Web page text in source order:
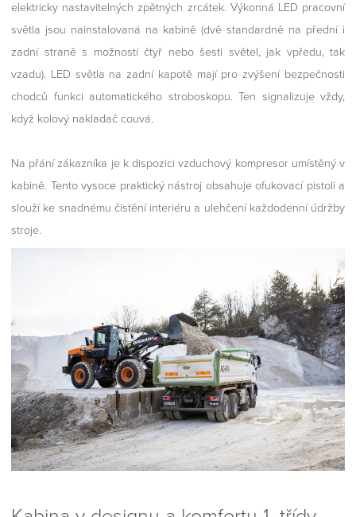
elektricky nastavitelných zpětných zrcátek. Výkonná LED pracovní
světla jsou nainstalovaná na kabině (dvě standardně na přední i
zadní straně s možností čtyř nebo šesti světel, jak vpředu, tak
vzadu). LED světla na zadní kapotě mají pro zvýšení bezpečnosti
chodců funkci automatického stroboskopu. Ten signalizuje vždy,
když kolový nakladač couvá.
Na přání zákazníka je k dispozici vzduchový kompresor umístěný v
kabině. Tento vysoce praktický nástroj obsahuje ofukovací pistoli a
slouží ke snadnému čistění interiéru a ulehčení každodenní údržby
stroje.